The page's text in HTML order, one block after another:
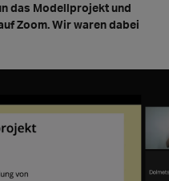
das Modellprojekt und
Zoom. Wir waren dabei